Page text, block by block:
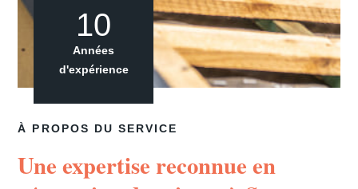
À PROPOS DU SERVICE
Une expertise reconnue en
10
Années
d'expérience